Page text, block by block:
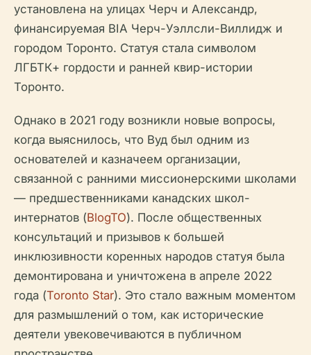
установлена на улицах Черч и Александр,
финансируемая BIA Черч-Уэллсли-Виллидж и
городом Торонто. Статуя стала символом
ЛГБТК+ гордости и ранней квир-истории
Торонто.
Однако в 2021 году возникли новые вопросы,
когда выяснилось, что Вуд был одним из
основателей и казначеем организации,
связанной с ранними миссионерскими школами
— предшественниками канадских школ-
интернатов (BlogTO). После общественных
консультаций и призывов к большей
инклюзивности коренных народов статуя была
демонтирована и уничтожена в апреле 2022
года (Toronto Star). Это стало важным моментом
для размышлений о том, как исторические
деятели увековечиваются в публичном